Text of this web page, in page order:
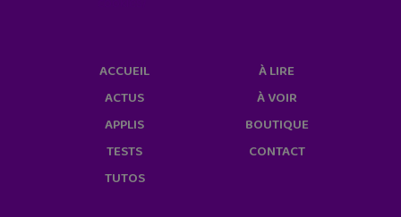
ACCUEIL
ACTUS
APPLIS
TESTS
TUTOS
À LIRE
À VOIR
BOUTIQUE
CONTACT